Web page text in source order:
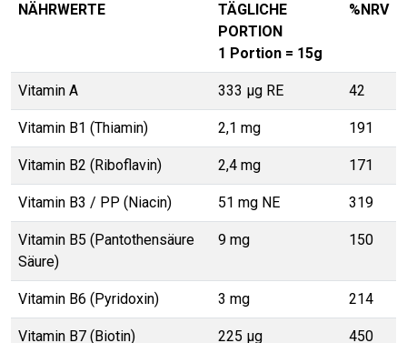
NÄHRWERTE
TÄGLICHE
PORTION
1 Portion = 15g
%NRV
Vitamin A 333 µg RE 42
Vitamin B1 (Thiamin) 2,1 mg 191
Vitamin B2 (Riboflavin) 2,4 mg 171
Vitamin B3 / PP (Niacin) 51 mg NE 319
Vitamin B5 (Pantothensäure
Säure)
9 mg 150
Vitamin B6 (Pyridoxin) 3 mg 214
Vitamin B7 (Biotin) 225 µg 450